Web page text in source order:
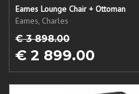
Eames Lounge Chair + Ottoman
Eames, Charles
€ 3 898.00
€ 2 899.00